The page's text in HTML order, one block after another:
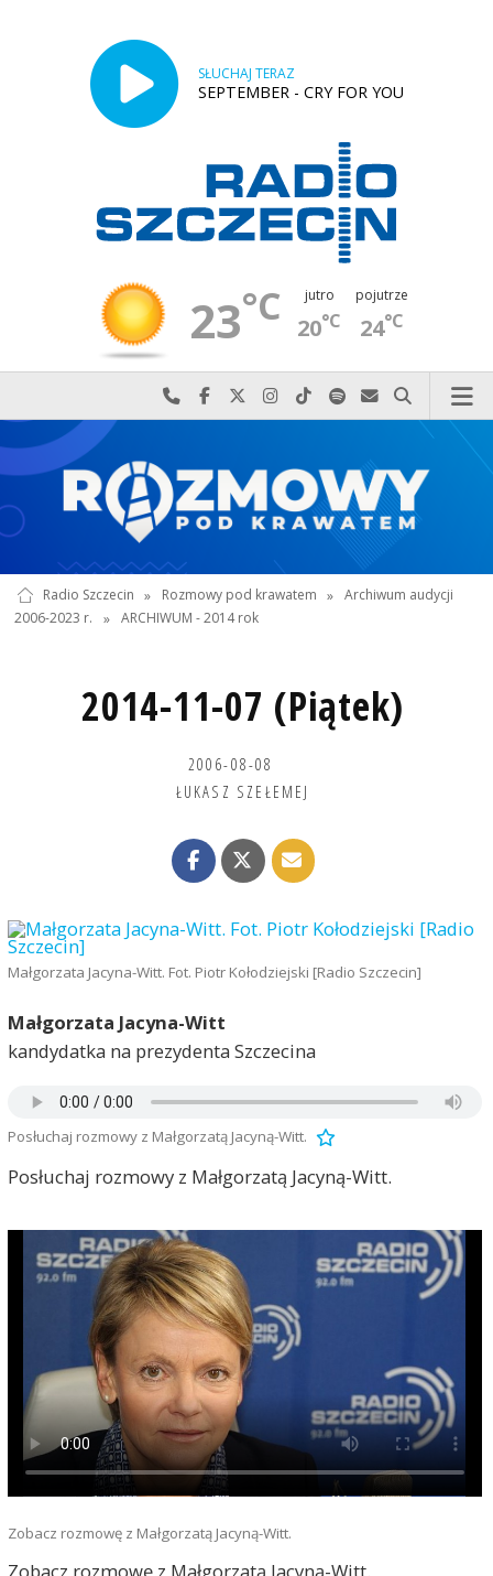
SŁUCHAJ TERAZ
SEPTEMBER - CRY FOR YOU
23°C jutro
20°C
pojutrze
24°C
Najlepiej po prostu do nas zadzwoń
Odwiedź nas na Facebook-u
Odwiedź nas na X
Odwiedź nas na Instagram-ie
Odwiedź nas na TikTok-u
Szukaj nas na Spotify
Wyślij do nas
Szukaj
Radio Szczecin » Rozmowy pod krawatem » Archiwum audycji
2006-2023 r.
» ARCHIWUM - 2014 rok
2014-11-07 (Piątek)
2006-08-08
ŁUKASZ SZEŁEMEJ
Małgorzata Jacyna-Witt. Fot. Piotr Kołodziejski [Radio Szczecin]
Małgorzata Jacyna-Witt
kandydatka na prezydenta Szczecina
Posłuchaj rozmowy z Małgorzatą Jacyną-Witt.
Posłuchaj rozmowy z Małgorzatą Jacyną-Witt.
Zobacz rozmowę z Małgorzatą Jacyną-Witt.